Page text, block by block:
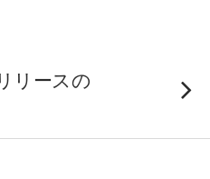
リースの